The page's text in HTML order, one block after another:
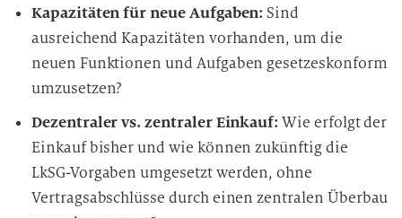
Kapazitäten für neue Aufgaben: Sind
ausreichend Kapazitäten vorhanden, um die
neuen Funktionen und Aufgaben gesetzeskonform
umzusetzen?
Dezentraler vs. zentraler Einkauf: Wie erfolgt der
Einkauf bisher und wie können zukünftig die
LkSG-Vorgaben umgesetzt werden, ohne
Vertragsabschlüsse durch einen zentralen Überbau